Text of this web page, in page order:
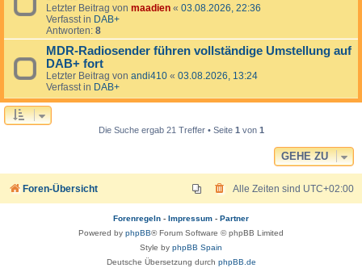
Letzter Beitrag von maadien « 03.08.2026, 22:36
Verfasst in DAB+
Antworten: 8
MDR-Radiosender führen vollständige Umstellung auf
DAB+ fort
Letzter Beitrag von andi410 « 03.08.2026, 13:24
Verfasst in DAB+
Die Suche ergab 21 Treffer • Seite 1von 1
GEHE ZU
Foren-Übersicht Alle Zeiten sind UTC+02:00
Forenregeln - Impressum - Partner
Powered by phpBB® Forum Software © phpBB Limited
Style by phpBB Spain
Deutsche Übersetzung durch phpBB.de